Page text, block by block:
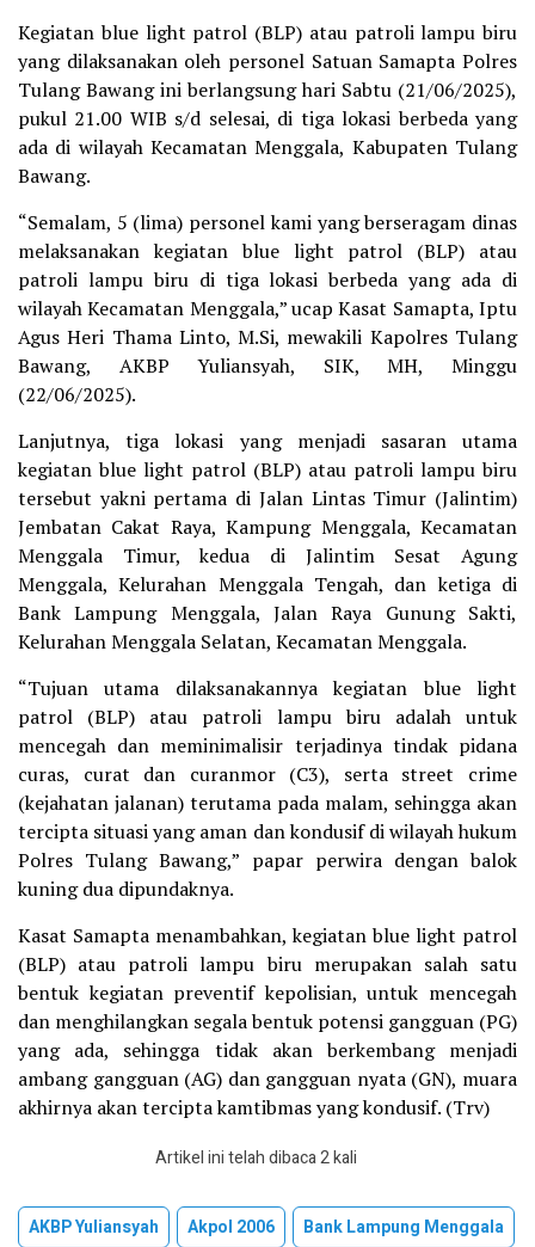
Kegiatan blue light patrol (BLP) atau patroli lampu biru
yang dilaksanakan oleh personel Satuan Samapta Polres
Tulang Bawang ini berlangsung hari Sabtu (21/06/2025),
pukul 21.00 WIB s/d selesai, di tiga lokasi berbeda yang
ada di wilayah Kecamatan Menggala, Kabupaten Tulang
Bawang.
“Semalam, 5 (lima) personel kami yang berseragam dinas
melaksanakan kegiatan blue light patrol (BLP) atau
patroli lampu biru di tiga lokasi berbeda yang ada di
wilayah Kecamatan Menggala,” ucap Kasat Samapta, Iptu
Agus Heri Thama Linto, M.Si, mewakili Kapolres Tulang
Bawang, AKBP Yuliansyah, SIK, MH, Minggu
(22/06/2025).
Lanjutnya, tiga lokasi yang menjadi sasaran utama
kegiatan blue light patrol (BLP) atau patroli lampu biru
tersebut yakni pertama di Jalan Lintas Timur (Jalintim)
Jembatan Cakat Raya, Kampung Menggala, Kecamatan
Menggala Timur, kedua di Jalintim Sesat Agung
Menggala, Kelurahan Menggala Tengah, dan ketiga di
Bank Lampung Menggala, Jalan Raya Gunung Sakti,
Kelurahan Menggala Selatan, Kecamatan Menggala.
“Tujuan utama dilaksanakannya kegiatan blue light
patrol (BLP) atau patroli lampu biru adalah untuk
mencegah dan meminimalisir terjadinya tindak pidana
curas, curat dan curanmor (C3), serta street crime
(kejahatan jalanan) terutama pada malam, sehingga akan
tercipta situasi yang aman dan kondusif di wilayah hukum
Polres Tulang Bawang,” papar perwira dengan balok
kuning dua dipundaknya.
Kasat Samapta menambahkan, kegiatan blue light patrol
(BLP) atau patroli lampu biru merupakan salah satu
bentuk kegiatan preventif kepolisian, untuk mencegah
dan menghilangkan segala bentuk potensi gangguan (PG)
yang ada, sehingga tidak akan berkembang menjadi
ambang gangguan (AG) dan gangguan nyata (GN), muara
akhirnya akan tercipta kamtibmas yang kondusif. (Trv)
Artikel ini telah dibaca 2 kali
AKBP Yuliansyah Akpol 2006
Bank Lampung Menggala